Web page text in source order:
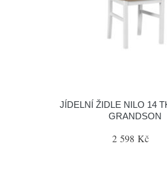
JÍDELNÍ ŽIDLE NILO 14
GRANDSON
2 598 Kč